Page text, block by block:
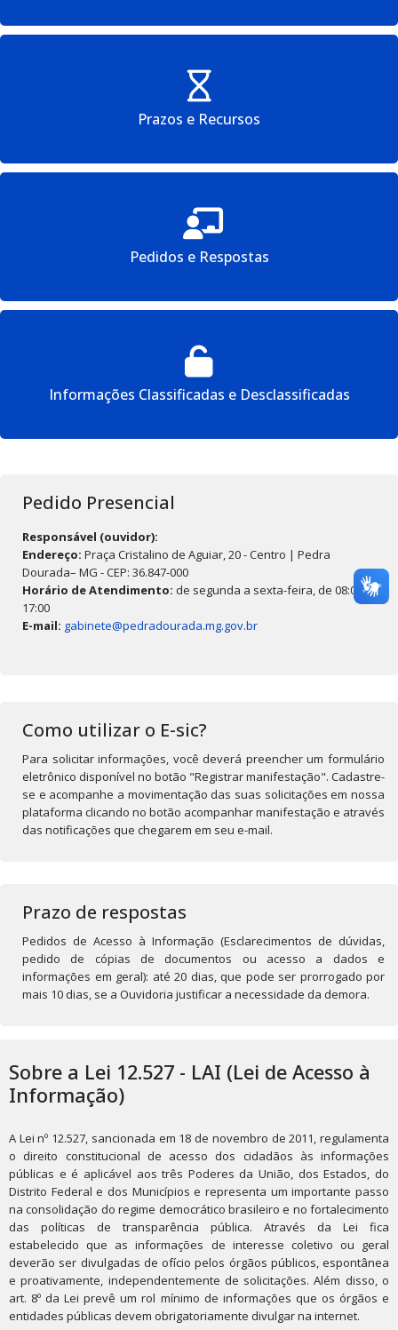
Prazos e Recursos
Pedidos e Respostas
Informações Classificadas e Desclassificadas
Pedido Presencial
Responsável (ouvidor):
Endereço: Praça Cristalino de Aguiar, 20 - Centro | Pedra
Dourada– MG - CEP: 36.847-000
Horário de Atendimento: de segunda a sexta-feira, de 08:00 às
17:00
E-mail: gabinete@pedradourada.mg.gov.br
Como utilizar o E-sic?
Para solicitar informações, você deverá preencher um formulário
eletrônico disponível no botão "Registrar manifestação". Cadastre-
se e acompanhe a movimentação das suas solicitações em nossa
plataforma clicando no botão acompanhar manifestação e através
das notificações que chegarem em seu e-mail.
Prazo de respostas
Pedidos de Acesso à Informação (Esclarecimentos de dúvidas,
pedido de cópias de documentos ou acesso a dados e
informações em geral): até 20 dias, que pode ser prorrogado por
mais 10 dias, se a Ouvidoria justificar a necessidade da demora.
Sobre a Lei 12.527 - LAI (Lei de Acesso à
Informação)
A Lei nº 12.527, sancionada em 18 de novembro de 2011, regulamenta
o direito constitucional de acesso dos cidadãos às informações
públicas e é aplicável aos três Poderes da União, dos Estados, do
Distrito Federal e dos Municípios e representa um importante passo
na consolidação do regime democrático brasileiro e no fortalecimento
das políticas de transparência pública. Através da Lei fica
estabelecido que as informações de interesse coletivo ou geral
deverão ser divulgadas de ofício pelos órgãos públicos, espontânea
e proativamente, independentemente de solicitações. Além disso, o
art. 8º da Lei prevê um rol mínimo de informações que os órgãos e
entidades públicas devem obrigatoriamente divulgar na internet.